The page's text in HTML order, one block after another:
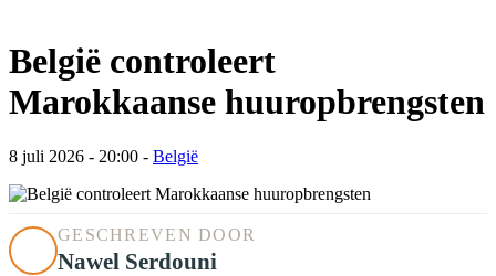
België controleert
Marokkaanse huuropbrengsten
8 juli 2026 - 20:00 - België
GESCHREVEN DOOR
Nawel Serdouni